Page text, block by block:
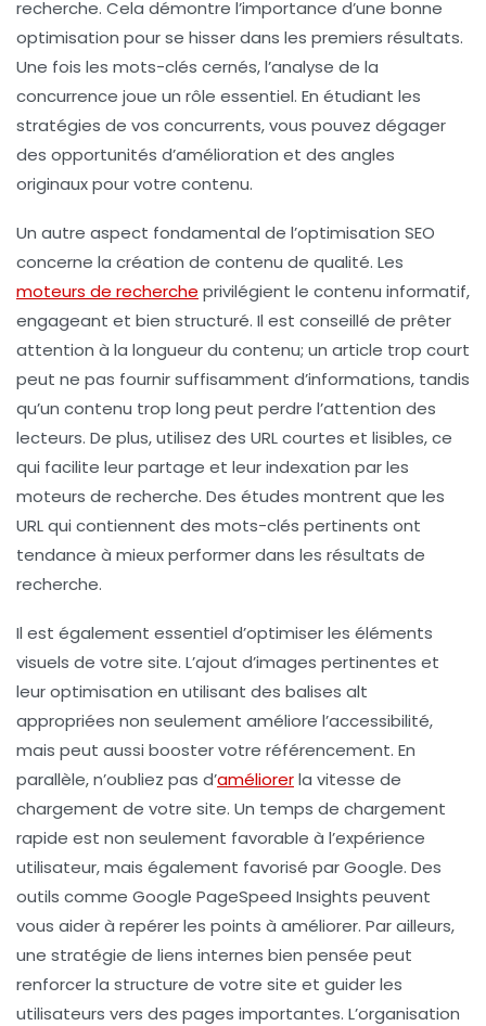
recherche. Cela démontre l’importance d’une bonne
optimisation pour se hisser dans les premiers résultats.
Une fois les mots-clés cernés, l’analyse de la
concurrence joue un rôle essentiel. En étudiant les
stratégies de vos concurrents, vous pouvez dégager
des opportunités d’amélioration et des angles
originaux pour votre contenu.
Un autre aspect fondamental de l’optimisation SEO
concerne la création de contenu de qualité. Les
moteurs de recherche privilégient le contenu informatif,
engageant et bien structuré. Il est conseillé de prêter
attention à la longueur du contenu; un article trop court
peut ne pas fournir suffisamment d’informations, tandis
qu’un contenu trop long peut perdre l’attention des
lecteurs. De plus, utilisez des URL courtes et lisibles, ce
qui facilite leur partage et leur indexation par les
moteurs de recherche. Des études montrent que les
URL qui contiennent des mots-clés pertinents ont
tendance à mieux performer dans les résultats de
recherche.
Il est également essentiel d’optimiser les éléments
visuels de votre site. L’ajout d’images pertinentes et
leur optimisation en utilisant des balises alt
appropriées non seulement améliore l’accessibilité,
mais peut aussi booster votre référencement. En
parallèle, n’oubliez pas d’améliorerla vitesse de
chargement de votre site. Un temps de chargement
rapide est non seulement favorable à l’expérience
utilisateur, mais également favorisé par Google. Des
outils comme Google PageSpeed Insights peuvent
vous aider à repérer les points à améliorer. Par ailleurs,
une stratégie de liens internes bien pensée peut
renforcer la structure de votre site et guider les
utilisateurs vers des pages importantes. L’organisation